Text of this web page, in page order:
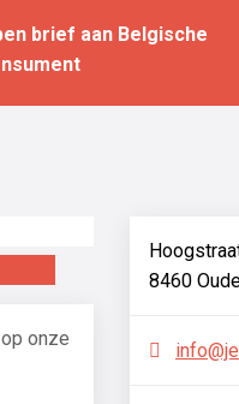
brief aan Belgische
onze
8460